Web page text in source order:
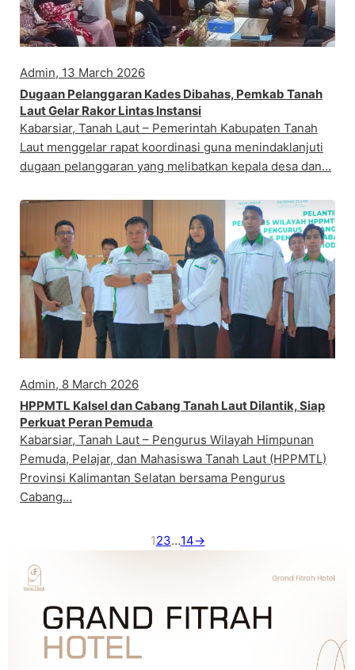
Admin, 13 March 2026
Dugaan Pelanggaran Kades Dibahas, Pemkab Tanah
Laut Gelar Rakor Lintas Instansi
Kabarsiar, Tanah Laut – Pemerintah Kabupaten Tanah
Laut menggelar rapat koordinasi guna menindaklanjuti
dugaan pelanggaran yang melibatkan kepala desa dan…
Admin, 8 March 2026
HPPMTL Kalsel dan Cabang Tanah Laut Dilantik, Siap
Perkuat Peran Pemuda
Kabarsiar, Tanah Laut – Pengurus Wilayah Himpunan
Pemuda, Pelajar, dan Mahasiswa Tanah Laut (HPPMTL)
Provinsi Kalimantan Selatan bersama Pengurus
Cabang…
123…14→